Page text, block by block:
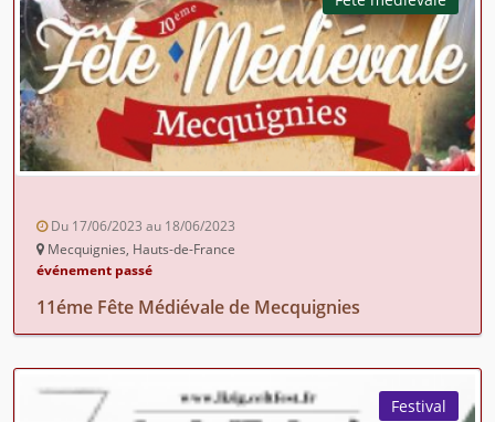
Du 17/06/2023 au 18/06/2023
Mecquignies, Hauts-de-France
événement passé
11éme Fête Médiévale de Mecquignies
Festival